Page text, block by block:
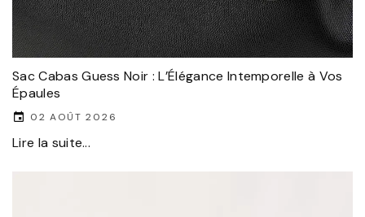
Sac Cabas Guess Noir : L’Élégance Intemporelle à Vos
Épaules
02 AOÛT 2026
Lire la suite...